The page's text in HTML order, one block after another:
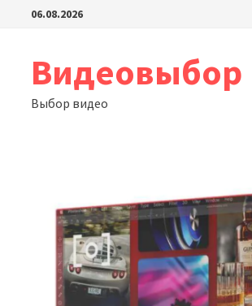
Перейти06.08.2026
Видеовыбор
Выбор видео